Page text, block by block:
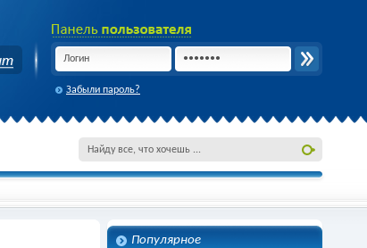
Забыли пароль?
Популярное